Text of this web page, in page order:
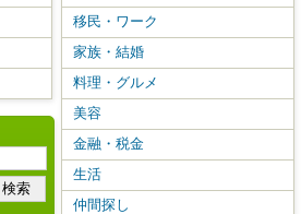
移民・ワーク
家族・結婚
料理・グルメ
美容
金融・税金
生活
仲間探し